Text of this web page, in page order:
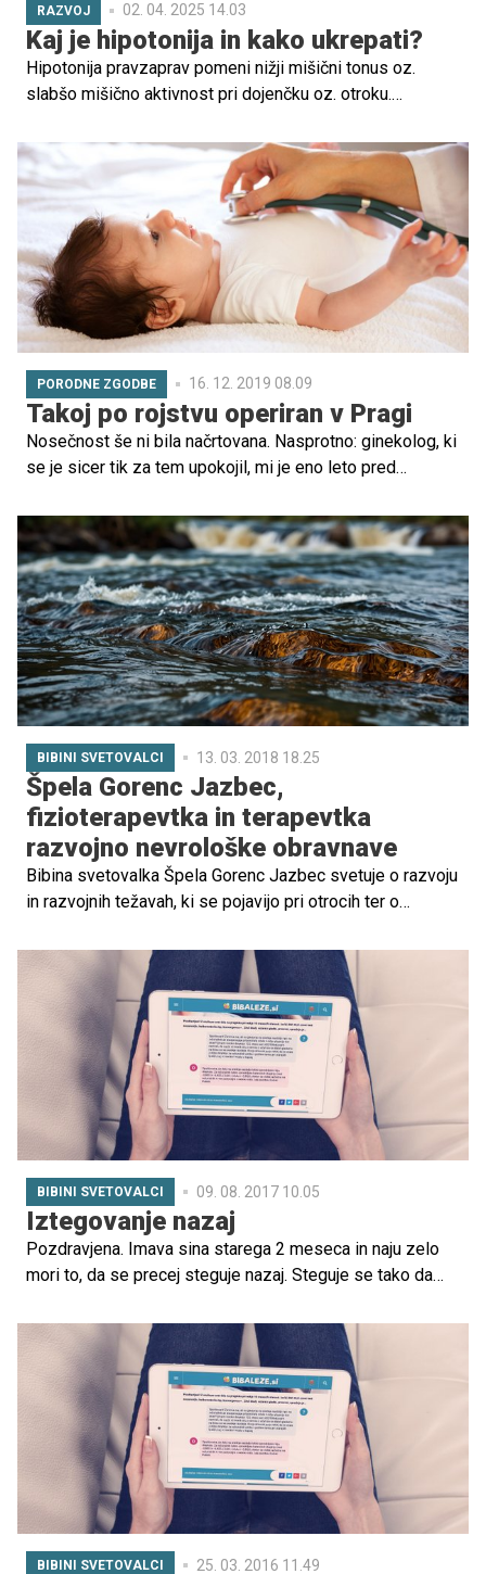
RAZVOJ 02. 04. 2025 14.03
Kaj je hipotonija in kako ukrepati?
Hipotonija pravzaprav pomeni nižji mišični tonus oz.
slabšo mišično aktivnost pri dojenčku oz. otroku.
gibanje.
PORODNE ZGODBE 16. 12. 2019 08.09
Takoj po rojstvu operiran v Pragi
Nosečnost še ni bila načrtovana. Nasprotno: ginekolog, ki
se je sicer tik za tem upokojil, mi je eno leto pred
zdravljenje neplodnosti otrok sploh ne more zgoditi.
Njegove besede so mi švigale po mislih, ko sem že drugi
pozitivni test držala v rokah, sesedena na tleh kopalnice.
Partner je vmes od sreče poskakoval po stanovanju.
BIBINI SVETOVALCI 13. 03. 2018 18.25
Špela Gorenc Jazbec,
fizioterapevtka in terapevtka
razvojno nevrološke obravnave
Bibina svetovalka Špela Gorenc Jazbec svetuje o razvoju
in razvojnih težavah, ki se pojavijo pri otrocih ter o
BIBINI SVETOVALCI 09. 08. 2017 10.05
Iztegovanje nazaj
Pozdravjena. Imava sina starega 2 meseca in naju zelo
mori to, da se precej steguje nazaj. Steguje se tako da
pogleduje navzgor. To počne ko je lač...
BIBINI SVETOVALCI 25. 03. 2016 11.49